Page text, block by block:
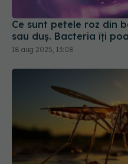
Ce sunt petele roz din
sau duș. Bacteria îți
18 aug 2025, 13:08